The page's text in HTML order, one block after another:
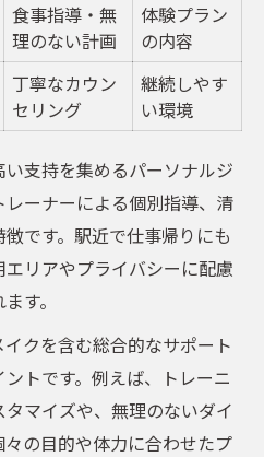
食事指導・無
理のない計画
体験プラン
の内容
丁寧なカウン
セリング
継続しやす
い環境
支持を集めるパーソナルジ
ーナーによる個別指導、清
です。駅近で仕事帰りにも
リアやプライバシーに配慮
す。
クを含む総合的なサポート
トです。例えば、トレーニ
マイズや、無理のないダイ
の目的や体力に合わせたプ